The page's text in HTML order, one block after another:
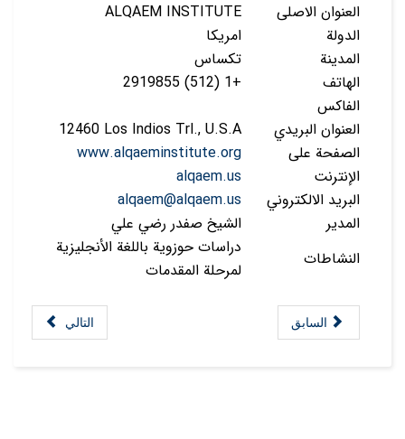
العنوان الاصلی
ALQAEM INSTITUTE
الدولة
امريكا
المدينة
تكساس
الهاتف
+1 (512) 2919855
الفاكس
العنوان البريدي
12460 Los Indios Trl., U.S.A
الصفحة على
الإنترنت
www.alqaeminstitute.org
alqaem.us
البريد الالكتروني
alqaem@alqaem.us
المدير
الشيخ صفدر رضي علي
النشاطات
دراسات حوزوية باللغة الأنجليزية
لمرحلة المقدمات
السابق التالي